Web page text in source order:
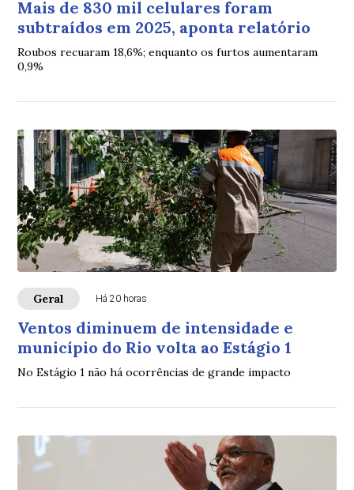
Mais de 830 mil celulares foram
subtraídos em 2025, aponta relatório
Roubos recuaram 18,6%; enquanto os furtos aumentaram
0,9%
Geral Há 20 horas
Ventos diminuem de intensidade e
município do Rio volta ao Estágio 1
No Estágio 1 não há ocorrências de grande impacto